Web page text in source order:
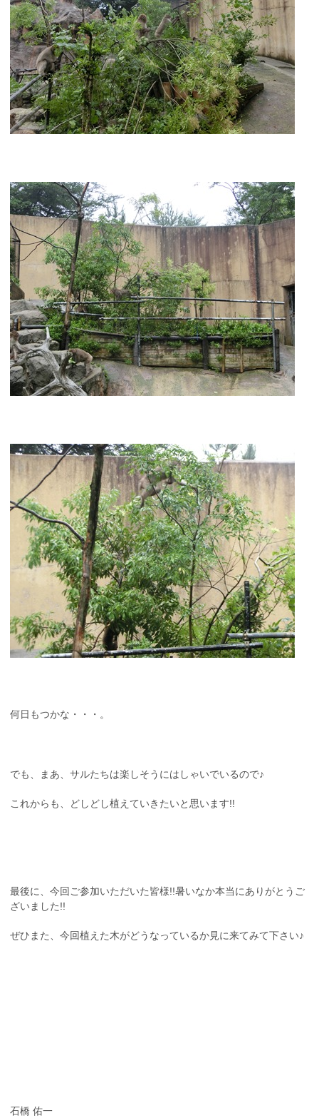
何日もつかな・・・。
でも、まあ、サルたちは楽しそうにはしゃいでいるので♪
これからも、どしどし植えていきたいと思います!!
最後に、今回ご参加いただいた皆様!!暑いなか本当にありがとうご
ざいました!!
ぜひまた、今回植えた木がどうなっているか見に来てみて下さい♪
石橋 佑一